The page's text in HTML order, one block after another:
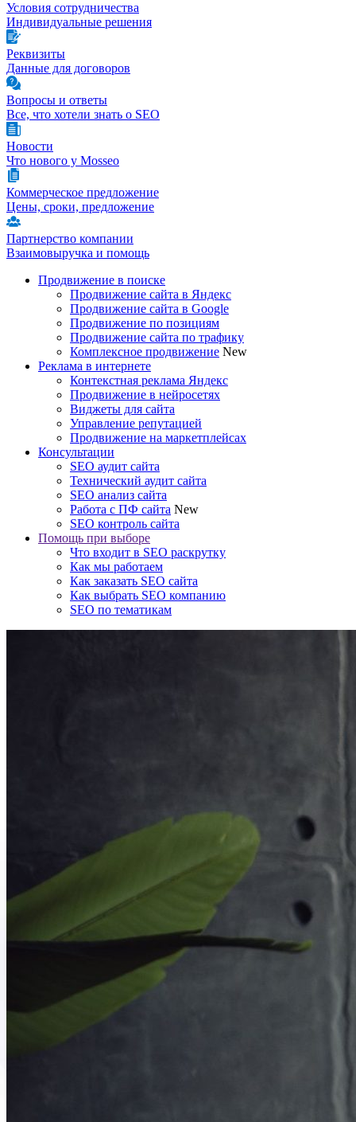
Условия сотрудничества
Индивидуальные решения
Реквизиты
Данные для договоров
Вопросы и ответы
Все, что хотели знать о SEO
Новости
Что нового у Mosseo
Коммерческое предложение
Цены, сроки, предложение
Партнерство компании
Взаимовыручка и помощь
Продвижение в поиске
Продвижение сайта в Яндекс
Продвижение сайта в Google
Продвижение по позициям
Продвижение сайта по трафику
Комплексное продвижение New
Реклама в интернете
Контекстная реклама Яндекс
Продвижение в нейросетях
Виджеты для сайта
Управление репутацией
Продвижение на маркетплейсах
Консультации
SEO аудит сайта
Технический аудит сайта
SEO анализ сайта
Работа с ПФ сайта New
SEO контроль сайта
Помощь при выборе
Что входит в SEO раскрутку
Как мы работаем
Как заказать SEO сайта
Как выбрать SEO компанию
SEO по тематикам